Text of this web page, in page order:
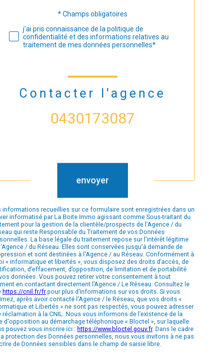
Validation* Champs obligatoires
j'ai pris connaissance de la politique de
confidentialité et des informations relatives au
traitement de mes données personnelles*
Contacter l'agence
0430173087
envoyer
informations recueillies sur ce formulaire sont enregistrées dans un
informatisé par La Boite Immo agissant comme Sous-traitant du
pour la gestion de la clientèle/prospects de l'Agence / du
qui reste Responsable du Traitement de vos Données
La base légale du traitement repose sur l'intérêt légitime
/ du Réseau. Elles sont conservées jusqu'à demande de
et sont destinées à l'Agence / au Réseau. Conformément à
« informatique et libertés », vous disposez des droits d’accès, de
d’effacement, d’opposition, de limitation et de portabilité
données. Vous pouvez retirer votre consentement à tout
en contactant directement l’Agence / Le Réseau. Consultez le
https://cnil.fr/fr pour plus d’informations sur vos droits. Si vous
après avoir contacté l'Agence / le Réseau, que vos droits «
et Libertés » ne sont pas respectés, vous pouvez adresser
réclamation à la CNIL. Nous vous informons de l’existence de la
d'opposition au démarchage téléphonique « Bloctel », sur laquelle
pouvez vous inscrire ici : https://www.bloctel.gouv.fr. Dans le cadre
protection des Données personnelles, nous vous invitons à ne pas
de Données sensibles dans le champ de saisie libre.